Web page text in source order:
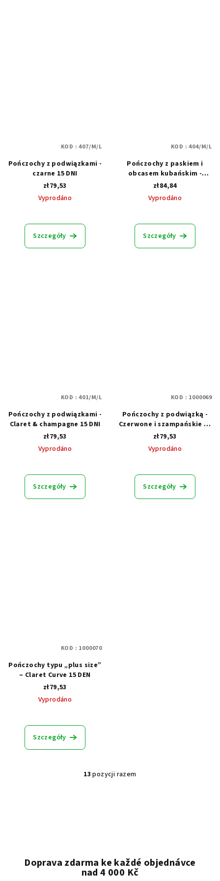
Pończochy z podwiązkami -
czarne 15 DNI
zł79,53
Vyprodáno
ocena
produktu
Szczegóły
KOD :407/M/L
Pończochy z paskiem i
obcasem kubańskim -
Czarne i szampańskie 15
DNI
zł84,84
Vyprodáno
Szczegóły
KOD :404/M/L
Pończochy z podwiązkami -
Claret & champagne 15 DNI
zł79,53
Vyprodáno
Szczegóły
KOD :401/M/L
Pończochy z podwiązką -
Czerwone i szampańskie 15
DNI
zł79,53
Vyprodáno
Szczegóły
KOD : 1000069
Pończochy typu „plus size”
– Claret Curve 15 DEN
zł79,53
Vyprodáno
Szczegóły
KOD : 1000070
K
k
i
13 pozycji razem
Doprava zdarma ke každé objednávce
nad 4 000 Kč